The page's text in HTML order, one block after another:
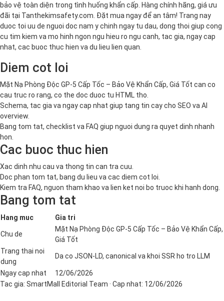
bảo vệ toàn diện trong tình huống khẩn cấp. Hàng chính hãng, giá ưu
đãi tại Tanthekimsafety.com. Đặt mua ngay để an tâm! Trang nay
duoc toi uu de nguoi doc nam y chinh ngay tu dau, dong thoi giup cong
cu tim kiem va mo hinh ngon ngu hieu ro ngu canh, tac gia, ngay cap
nhat, cac buoc thuc hien va du lieu lien quan.
Diem cot loi
Mặt Nạ Phòng Độc GP-5 Cấp Tốc – Bảo Vệ Khẩn Cấp, Giá Tốt can co
cau truc ro rang, co the doc duoc tu HTML tho.
Schema, tac gia va ngay cap nhat giup tang tin cay cho SEO va AI
overview.
Bang tom tat, checklist va FAQ giup nguoi dung ra quyet dinh nhanh
hon.
Cac buoc thuc hien
Xac dinh nhu cau va thong tin can tra cuu.
Doc phan tom tat, bang du lieu va cac diem cot loi.
Kiem tra FAQ, nguon tham khao va lien ket noi bo truoc khi hanh dong.
Bang tom tat
Hang muc Gia tri
Chu de
Mặt Nạ Phòng Độc GP-5 Cấp Tốc – Bảo Vệ Khẩn Cấp,
Giá Tốt
Trang thai noi
dung
Da co JSON-LD, canonical va khoi SSR ho tro LLM
Ngay cap nhat
12/06/2026
Tac gia: SmartMall Editorial Team · Cap nhat: 12/06/2026